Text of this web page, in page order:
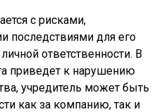
с рисками,
для его
ответственности. В
приведет к нарушению
учредитель может быть
как за компанию, так и